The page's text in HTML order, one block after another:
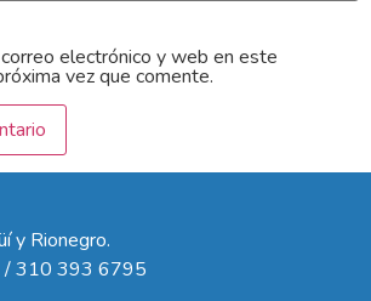
electrónico y web en este
vez que comente.
y Rionegro.
310 393 6795